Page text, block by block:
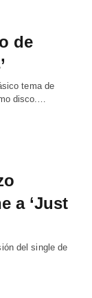
de
tema de
disco.…
a ‘Just
del single de